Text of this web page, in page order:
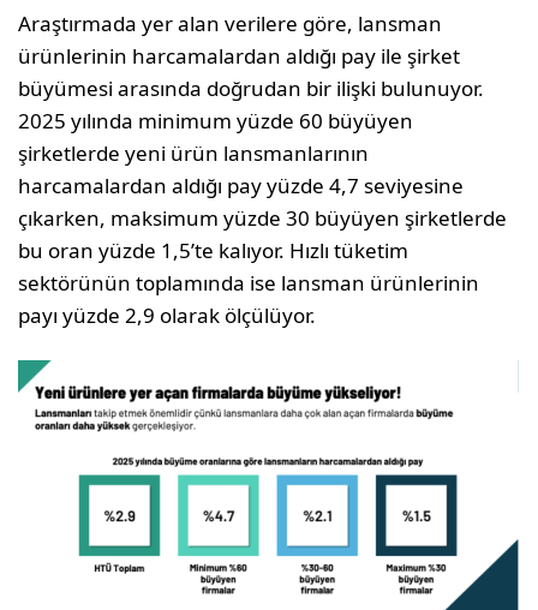
Araştırmada yer alan verilere göre, lansman
ürünlerinin harcamalardan aldığı pay ile şirket
büyümesi arasında doğrudan bir ilişki bulunuyor.
2025 yılında minimum yüzde 60 büyüyen
şirketlerde yeni ürün lansmanlarının
harcamalardan aldığı pay yüzde 4,7 seviyesine
çıkarken, maksimum yüzde 30 büyüyen şirketlerde
bu oran yüzde 1,5’te kalıyor. Hızlı tüketim
sektörünün toplamında ise lansman ürünlerinin
payı yüzde 2,9 olarak ölçülüyor.